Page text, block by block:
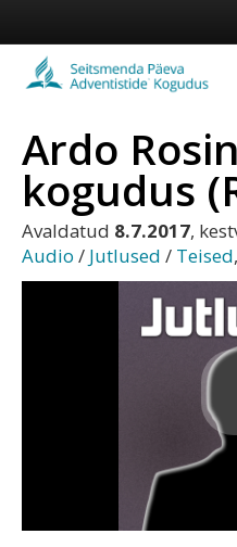
Koduleht
Vaata veel
Ardo
kogudus
Avaldatud 8.7.2017,
Audio / Jutlused / Teised